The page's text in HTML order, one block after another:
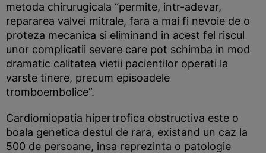
metoda chirurugicala “permite, intr-adevar,
repararea valvei mitrale, fara a mai fi nevoie de o
proteza mecanica si eliminand in acest fel riscul
unor complicatii severe care pot schimba in mod
dramatic calitatea vietii pacientilor operati la
varste tinere, precum episoadele
tromboembolice”.
Cardiomiopatia hipertrofica obstructiva este o
boala genetica destul de rara, existand un caz la
500 de persoane, insa reprezinta o patologie